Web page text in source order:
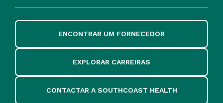
ENCONTRAR UM FORNECEDOR
EXPLORAR CARREIRAS
CONTACTAR A SOUTHCOAST HEALTH